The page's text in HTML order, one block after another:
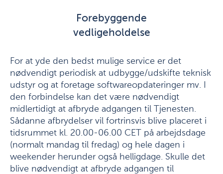
Forebyggende
vedligeholdelse
For at yde den bedst mulige service er det
nødvendigt periodisk at udbygge/udskifte teknisk
udstyr og at foretage softwareopdateringer mv. I
den forbindelse kan det være nødvendigt
midlertidigt at afbryde adgangen til Tjenesten.
Sådanne afbrydelser vil fortrinsvis blive placeret i
tidsrummet kl. 20.00-06.00 CET på arbejdsdage
(normalt mandag til fredag) og hele dagen i
weekender herunder også helligdage. Skulle det
blive nødvendigt at afbryde adgangen til